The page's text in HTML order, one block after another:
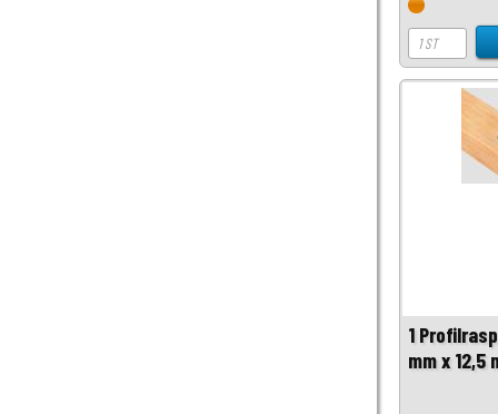
1
mm x 12,5